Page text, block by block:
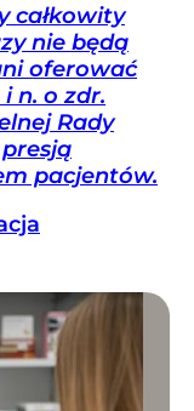
całkowity
nie będą
oferować
n. o zdr.
Rady
pacjentów.